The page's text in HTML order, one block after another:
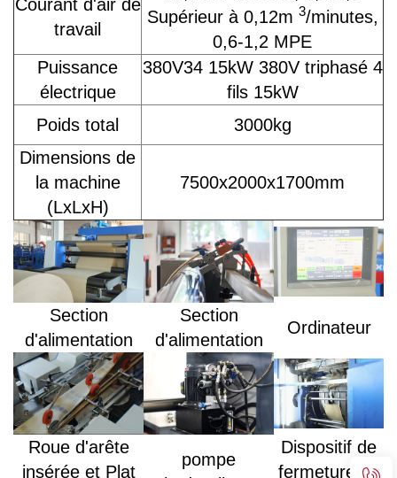
Courant d'air de
travail
Supérieur à 0,12m 3/minutes,
0,6-1,2 MPE
Puissance
électrique
380V34 15kW 380V triphasé 4
fils 15kW
Poids total
3000kg
Dimensions de
la machine
(LxLxH)
7500x2000x1700mm
Section
d'alimentation
Section
d'alimentation
Ordinateur
Roue d'arête
insérée et Plat
pompe
Dispositif de
fermeture du